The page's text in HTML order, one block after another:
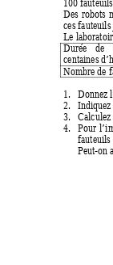
Des robots
ces
Le
Durée
centaines
Nombre de
1. Donnez
2.
3.
4. Pour
fauteuils
Peut-on